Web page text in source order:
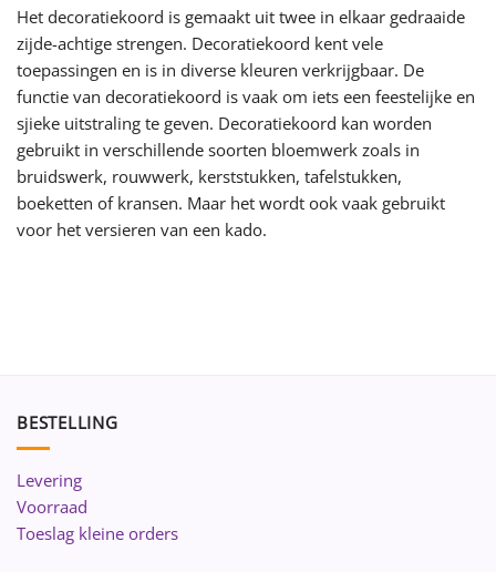
Het decoratiekoord is gemaakt uit twee in elkaar gedraaide
zijde-achtige strengen. Decoratiekoord kent vele
toepassingen en is in diverse kleuren verkrijgbaar. De
functie van decoratiekoord is vaak om iets een feestelijke en
sjieke uitstraling te geven. Decoratiekoord kan worden
gebruikt in verschillende soorten bloemwerk zoals in
bruidswerk, rouwwerk, kerststukken, tafelstukken,
boeketten of kransen. Maar het wordt ook vaak gebruikt
voor het versieren van een kado.
BESTELLING
Levering
Voorraad
Toeslag kleine orders